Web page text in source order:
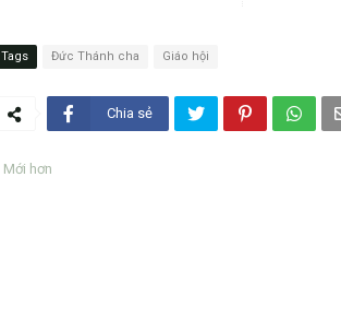
Tags Đức Thánh cha Giáo hội
Chia sẻ
Mới hơn